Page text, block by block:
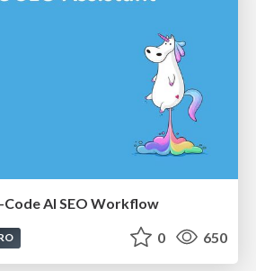
AI SEO Workflow
0 650